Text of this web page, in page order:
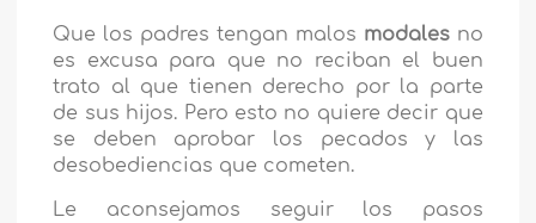
Que los padres tengan malos modalesno
es excusa para que no reciban el buen
trato al que tienen derecho por la parte
de sus hijos. Pero esto no quiere decir que
se deben aprobar los pecados y las
desobediencias que cometen.
Le aconsejamos seguir los pasos